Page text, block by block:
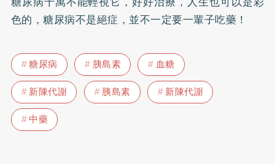
色的，糖尿病不是絕症，並不一定要一輩子吃藥！
糖尿病 胰島素
血糖
新陳代謝
胰島素
新陳代謝
中藥